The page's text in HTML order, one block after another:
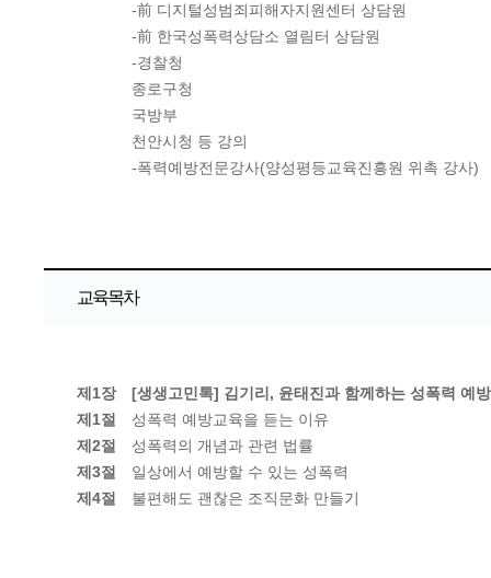
-前 디지털성범죄피해자지원센터 상담원
-前 한국성폭력상담소 열림터 상담원
-경찰청
종로구청
국방부
천안시청 등 강의
-폭력예방전문강사(양성평등교육진흥원 위촉 강사)
교육목차
제1장
[생생고민톡] 김기리, 윤태진과 함께하는 성폭력 예
제1절
성폭력 예방교육을 듣는 이유
제2절
성폭력의 개념과 관련 법률
제3절
일상에서 예방할 수 있는 성폭력
제4절
불편해도 괜찮은 조직문화 만들기